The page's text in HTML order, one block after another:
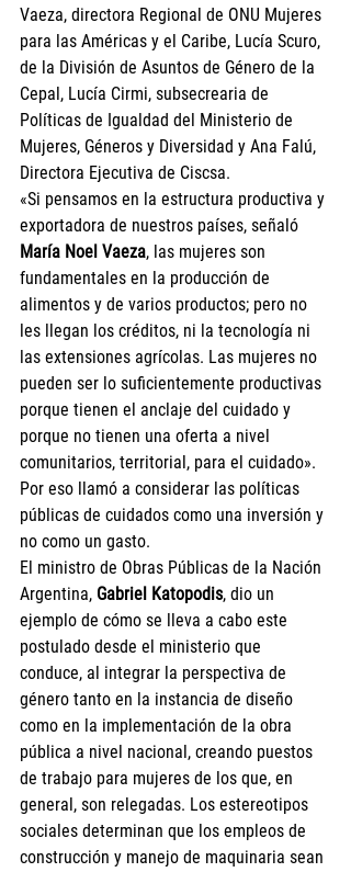
Vaeza, directora Regional de ONU Mujeres
para las Américas y el Caribe, Lucía Scuro,
de la División de Asuntos de Género de la
Cepal, Lucía Cirmi, subsecrearia de
Políticas de Igualdad del Ministerio de
Mujeres, Géneros y Diversidad y Ana Falú,
Directora Ejecutiva de Ciscsa.
«Si pensamos en la estructura productiva y
exportadora de nuestros países, señaló
María Noel Vaeza, las mujeres son
fundamentales en la producción de
alimentos y de varios productos; pero no
les llegan los créditos, ni la tecnología ni
las extensiones agrícolas. Las mujeres no
pueden ser lo suficientemente productivas
porque tienen el anclaje del cuidado y
porque no tienen una oferta a nivel
comunitarios, territorial, para el cuidado».
Por eso llamó a considerar las políticas
públicas de cuidados como una inversión y
no como un gasto.
El ministro de Obras Públicas de la Nación
Argentina, Gabriel Katopodis, dio un
ejemplo de cómo se lleva a cabo este
postulado desde el ministerio que
conduce, al integrar la perspectiva de
género tanto en la instancia de diseño
como en la implementación de la obra
pública a nivel nacional, creando puestos
de trabajo para mujeres de los que, en
general, son relegadas. Los estereotipos
sociales determinan que los empleos de
construcción y manejo de maquinaria sean